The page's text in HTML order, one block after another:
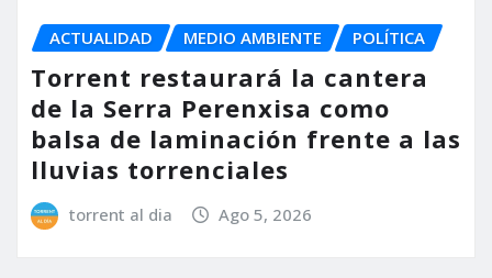
ACTUALIDAD MEDIO AMBIENTE POLÍTICA
Torrent restaurará la cantera
de la Serra Perenxisa como
balsa de laminación frente a las
lluvias torrenciales
torrent al dia Ago 5, 2026